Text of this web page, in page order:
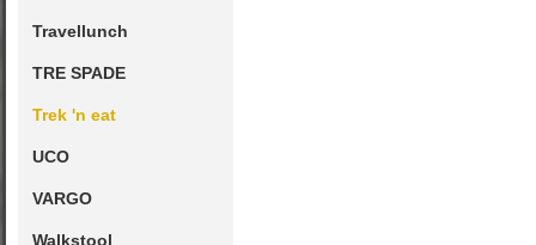
Travellunch
TRE SPADE
Trek 'n eat
UCO
VARGO
Walkstool